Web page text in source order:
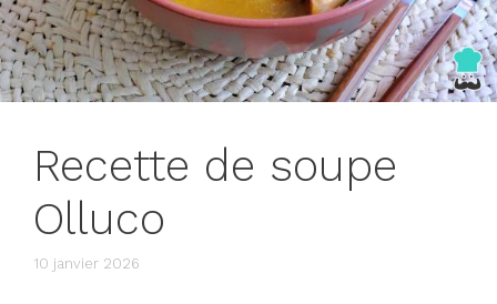
Recette de soupe
Olluco
10 janvier 2026